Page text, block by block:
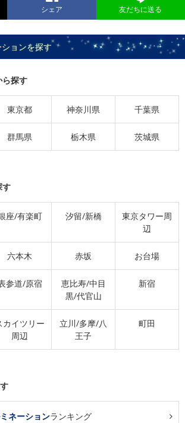
シェア 友だちに送る
ョンを探す
ら探す
東京都 神奈川県 千葉県
群馬県 栃木県 茨城県
す
座/有楽町 汐留/新橋
東京タワー周
辺
六本木 赤坂 お台場
参道/原宿
恵比寿/中目
黒/代官山
新宿
カイツリー
周辺
立川/多摩/八
王子
町田
ネーションランキング